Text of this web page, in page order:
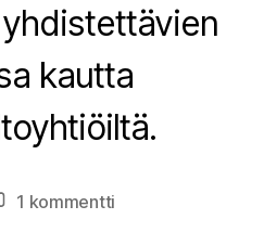
kautta
1 kommentti